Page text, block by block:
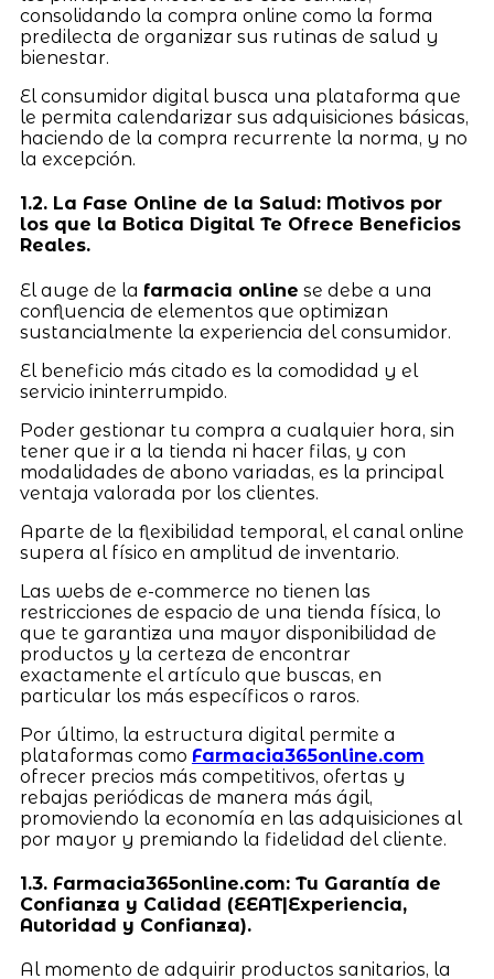
consolidando la compra online como la forma
predilecta de organizar sus rutinas de salud y
bienestar.
El consumidor digital busca una plataforma que
le permita calendarizar sus adquisiciones básicas,
haciendo de la compra recurrente la norma, y no
la excepción.
1.2. La Fase Online de la Salud: Motivos por
los que la Botica Digital Te Ofrece Beneficios
Reales.
El auge de la farmacia online se debe a una
confluencia de elementos que optimizan
sustancialmente la experiencia del consumidor.
El beneficio más citado es la comodidad y el
servicio ininterrumpido.
Poder gestionar tu compra a cualquier hora, sin
tener que ir a la tienda ni hacer filas, y con
modalidades de abono variadas, es la principal
ventaja valorada por los clientes.
Aparte de la flexibilidad temporal, el canal online
supera al físico en amplitud de inventario.
Las webs de e-commerce no tienen las
restricciones de espacio de una tienda física, lo
que te garantiza una mayor disponibilidad de
productos y la certeza de encontrar
exactamente el artículo que buscas, en
particular los más específicos o raros.
Por último, la estructura digital permite a
plataformas como Farmacia365online.com
ofrecer precios más competitivos, ofertas y
rebajas periódicas de manera más ágil,
promoviendo la economía en las adquisiciones al
por mayor y premiando la fidelidad del cliente.
1.3. Farmacia365online.com: Tu Garantía de
Confianza y Calidad (EEAT|Experiencia,
Autoridad y Confianza).
Al momento de adquirir productos sanitarios, la